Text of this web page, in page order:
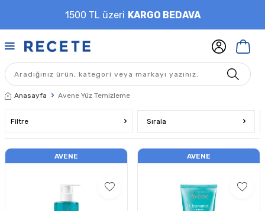
1500 TL üzeri KARGO BEDAVA
Anasayfa Avene Yüz Temizleme
Filtre Sırala
AVENE AVENE